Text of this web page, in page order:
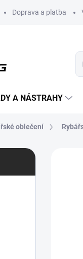
Doprava a platba
A NÁSTRAHY
oblečení